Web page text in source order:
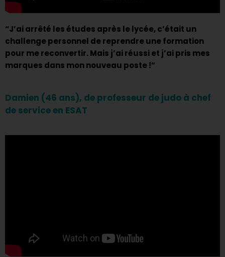
“J’ai arrêté les études après le lycée, c’était un
challenge personnel de reprendre une formation
pour me reconvertir. Mais j’ai réussi et j’ai pris mes
marques dans mon nouveau poste !”
Damien (46 ans), de professeur de judo à chef
de service en ESAT